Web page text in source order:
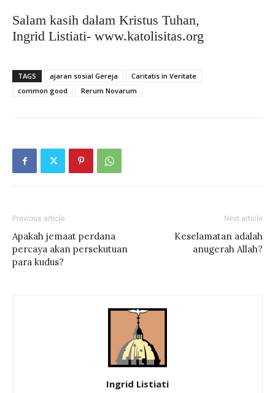
Salam kasih dalam Kristus Tuhan,
Ingrid Listiati- www.katolisitas.org
TAGS ajaran sosial Gereja
Caritatis in Veritate
common good
Rerum Novarum
Previous article
Apakah jemaat perdana
percaya akan persekutuan
para kudus?
Next article
Keselamatan adalah
anugerah Allah?
Ingrid Listiati